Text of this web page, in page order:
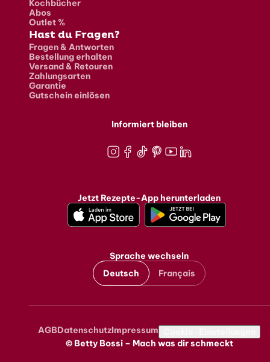
Kochbücher
Abos
Outlet %
Hast du Fragen?
Fragen & Antworten
Bestellung erhalten
Versand & Retouren
Zahlungsarten
Garantie
Gutschein einlösen
Informiert bleiben
Jetzt Rezepte-App herunterladen
Sprache wechseln
Deutsch
Français
Metanavigation
AGBDatenschutzImpressum
© Betty Bossi – Mach was dir schmeckt